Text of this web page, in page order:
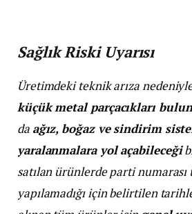
Sağlık Riski Uyarısı
Üretimdeki teknik arıza
küçük metal parçacıkları
da ağız, boğaz ve sindirim
yaralanmalara yol açabileceği
satılan ürünlerde parti numarası
yapılamadığı için belirtilen